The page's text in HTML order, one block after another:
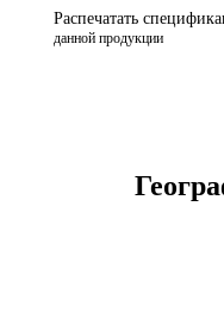
Распечатать
данной продукции